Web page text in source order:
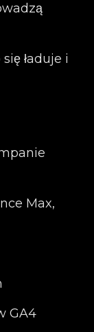
ładuje i
Max,
GA4